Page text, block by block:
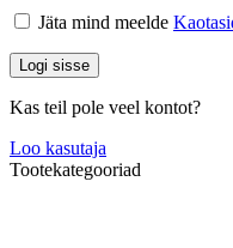
Jäta mind meelde
Logi sisse
Kas teil pole veel kontot?
Loo kasutaja
Tootekategooriad